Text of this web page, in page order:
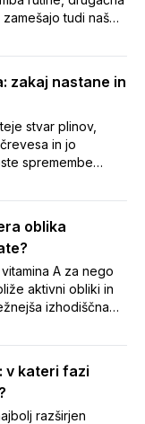
tudi našo
nezaželeni
boste tudi na
in
zakaj nastane in
stvar plinov,
in jo
spremembe
kot
oblika
A za nego
aktivni obliki in
izhodiščna
v kateri fazi
razširjen